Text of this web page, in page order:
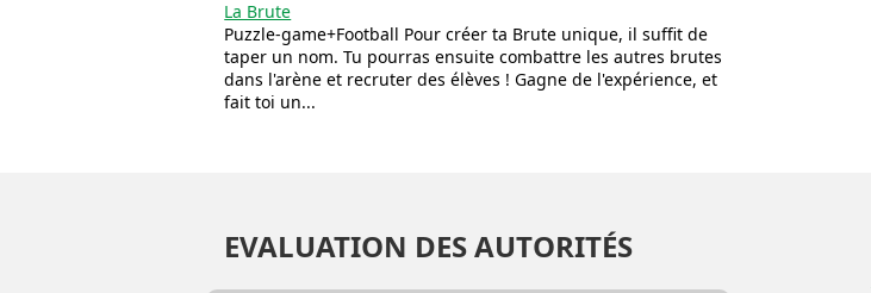
La Brute
Puzzle-game+Football Pour créer ta Brute unique, il suffit de
taper un nom. Tu pourras ensuite combattre les autres brutes
dans l'arène et recruter des élèves ! Gagne de l'expérience, et
fait toi un...
EVALUATION DES AUTORITÉS